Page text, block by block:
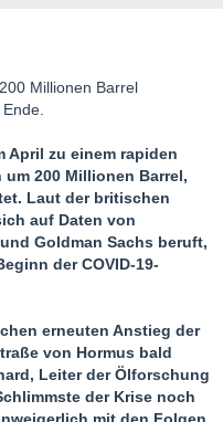
Millionen Barrel
April zu einem rapiden
200 Millionen Barrel,
Laut der britischen
auf Daten von
Goldman Sachs beruft,
der COVID-19-
erneuten Anstieg der
von Hormus bald
Leiter der Ölforschung
der Krise noch
mit den Folgen